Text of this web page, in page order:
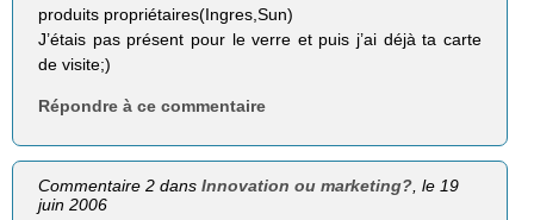
produits propriétaires(Ingres,Sun)
J’étais pas présent pour le verre et puis j’ai déjà ta carte
de visite;)
Répondre à ce commentaire
Commentaire 2 dansInnovation ou marketing? , le 19
juin 2006